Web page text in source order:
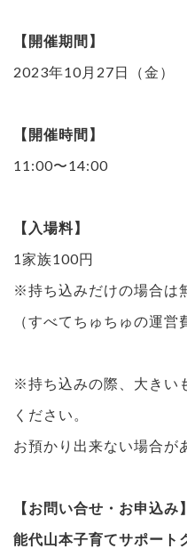
【開催期間】
2023年10月27日（金）
【開催時間】
11:00〜14:00
【入場料】
1家族100円
※持ち込みだけの場合は
（すべてちゅちゅの運営
※持ち込みの際、大きい
ください。
お預かり出来ない場合が
【お問い合せ・お申込み】
能代山本子育てサポート